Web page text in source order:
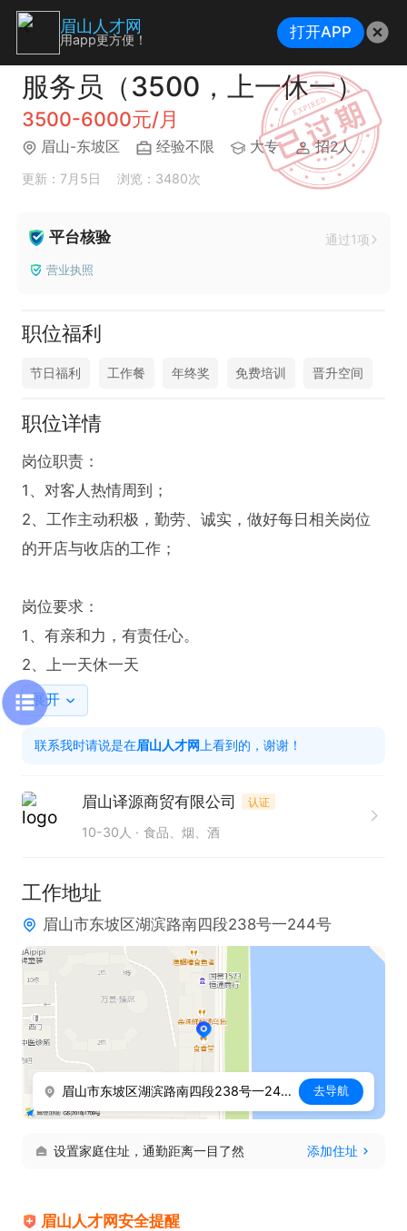
服务员（3500，上一休一）
3500-6000元/月
眉山-东坡区 经验不限 大专 招2人
更新：7月5日 浏览：3480次
平台核验 通过1项
营业执照
职位福利
节日福利 工作餐 年终奖 免费培训 晋升空间
职位详情
岗位职责：
1、对客人热情周到；
2、工作主动积极，勤劳、诚实，做好每日相关岗位
的开店与收店的工作；
岗位要求：
1、有亲和力，有责任心。
2、上一天休一天
展开
联系我时请说是在眉山人才网 上看到的，谢谢！
眉山译源商贸有限公司 认证
10-30人 食品、烟、酒
工作地址
眉山市东坡区湖滨路南四段238号一244号
眉山市东坡区湖滨路南四段238号一244号 去导航
设置家庭住址，通勤距离一目了然 添加住址
眉山人才网安全提醒
眉山人才网
用app更方便！ 打开APP